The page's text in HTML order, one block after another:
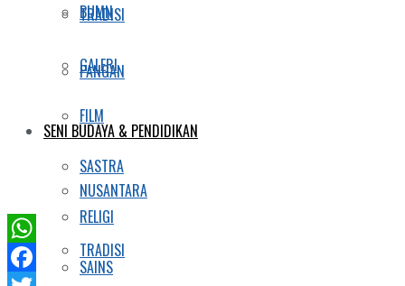
TRADISI
GALERI
FILM
SASTRA
RELIGI
SAINS
BUMN
PANGAN
SENI BUDAYA & PENDIDIKAN
NUSANTARA
TRADISI
WhatsApp